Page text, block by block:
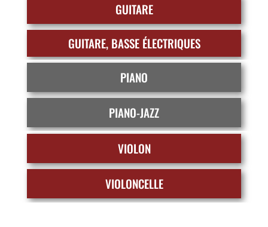
GUITARE
GUITARE, BASSE ÉLECTRIQUES
PIANO
PIANO-JAZZ
VIOLON
VIOLONCELLE